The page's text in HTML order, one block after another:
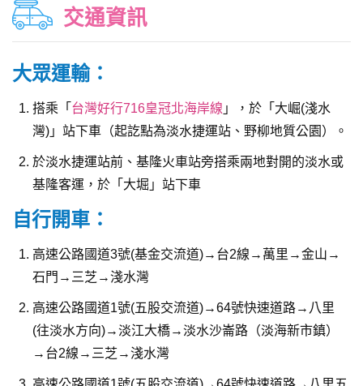
交通資訊
大眾運輸：
搭乘「 台灣好行716皇冠北海岸線 」，於「大崛(淺水
灣)」站下車（起訖點為淡水捷運站、野柳地質公園）。
於淡水捷運站前、基隆火車站旁搭乘兩地對開的淡水或
基隆客運，於「大堀」站下車
自行開車：
高速公路國道3號(基金交流道)→台2線→萬里→金山→
石門→三芝→淺水灣
高速公路國道1號(五股交流道)→64號快速道路→八里
(往淡水方向)→淡江大橋→淡水沙崙路（淡海新市鎮）
→台2線→三芝→淺水灣